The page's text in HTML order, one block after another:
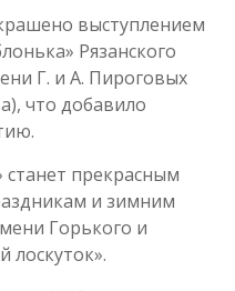
выступлением
Рязанского
Г. и А. Пироговых
что добавило
станет прекрасным
и зимним
Горького и
лоскуток».